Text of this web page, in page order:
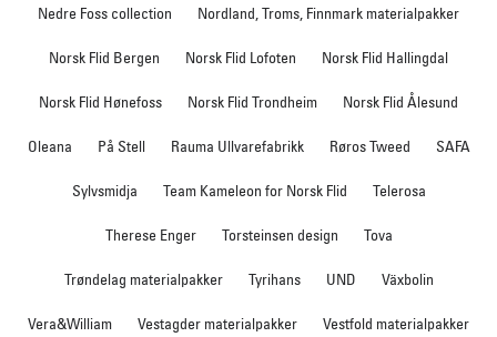
Nedre Foss collection Nordland, Troms, Finnmark materialpakker
Norsk Flid Bergen Norsk Flid Lofoten Norsk Flid Hallingdal
Norsk Flid Hønefoss Norsk Flid Trondheim Norsk Flid Ålesund
Oleana På Stell Rauma Ullvarefabrikk Røros Tweed SAFA
Sylvsmidja Team Kameleon for Norsk Flid Telerosa
Therese Enger Torsteinsen design Tova
Trøndelag materialpakker Tyrihans UND Växbolin
Vera&William Vestagder materialpakker Vestfold materialpakker